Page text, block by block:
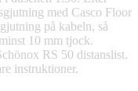
med Casco Floor
på kabeln, så
10 mm tjock.
RS 50 distanslist.
instruktioner.